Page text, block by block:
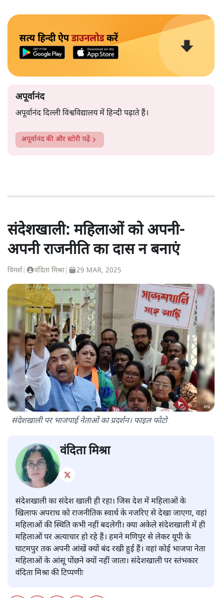
सत्य हिन्दी ऐपडाउनलोडकरें
अपूर्वानंद
अपूर्वानंद दिल्ली विश्वविद्यालय में हिन्दी पढ़ाते हैं।
अपूर्वानंदकी और स्टोरी पढ़ें
संदेशखाली: महिलाओं को अपनी-
अपनी राजनीति का दास न बनाएं
विमर्श वंदिता मिश्रा 29 MAR, 2025
संदेशखाली पर भाजपाई नेताओं का प्रदर्शन। फाइल फोटो
वंदिता मिश्रा
संदेशखाली का संदेश खाली ही रहा। जिस देश में महिलाओं के
खिलाफ अपराध को राजनीतिक स्वार्थ के नजरिए से देखा जाएगा, वहां
महिलाओं की स्थिति कभी नहीं बदलेगी। क्या अकेले संदेशखाली में ही
महिलाओं पर अत्याचार हो रहे हैं। हमने मणिपुर से लेकर यूपी के
घाटमपुर तक अपनी आंखें क्यों बंद रखी हुई हैं। वहां कोई भाजपा नेता
महिलाओं के आंसू पोंछने क्यों नहीं जाता। संदेशखाली पर स्तंभकार
वंदिता मिश्रा की टिप्पणीः